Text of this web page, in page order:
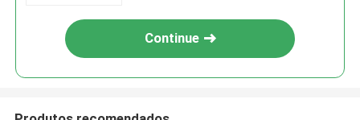
Continue